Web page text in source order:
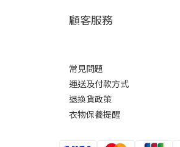
顧客服務
常見問題
運送及付款方式
退換貨政策
衣物保養提醒